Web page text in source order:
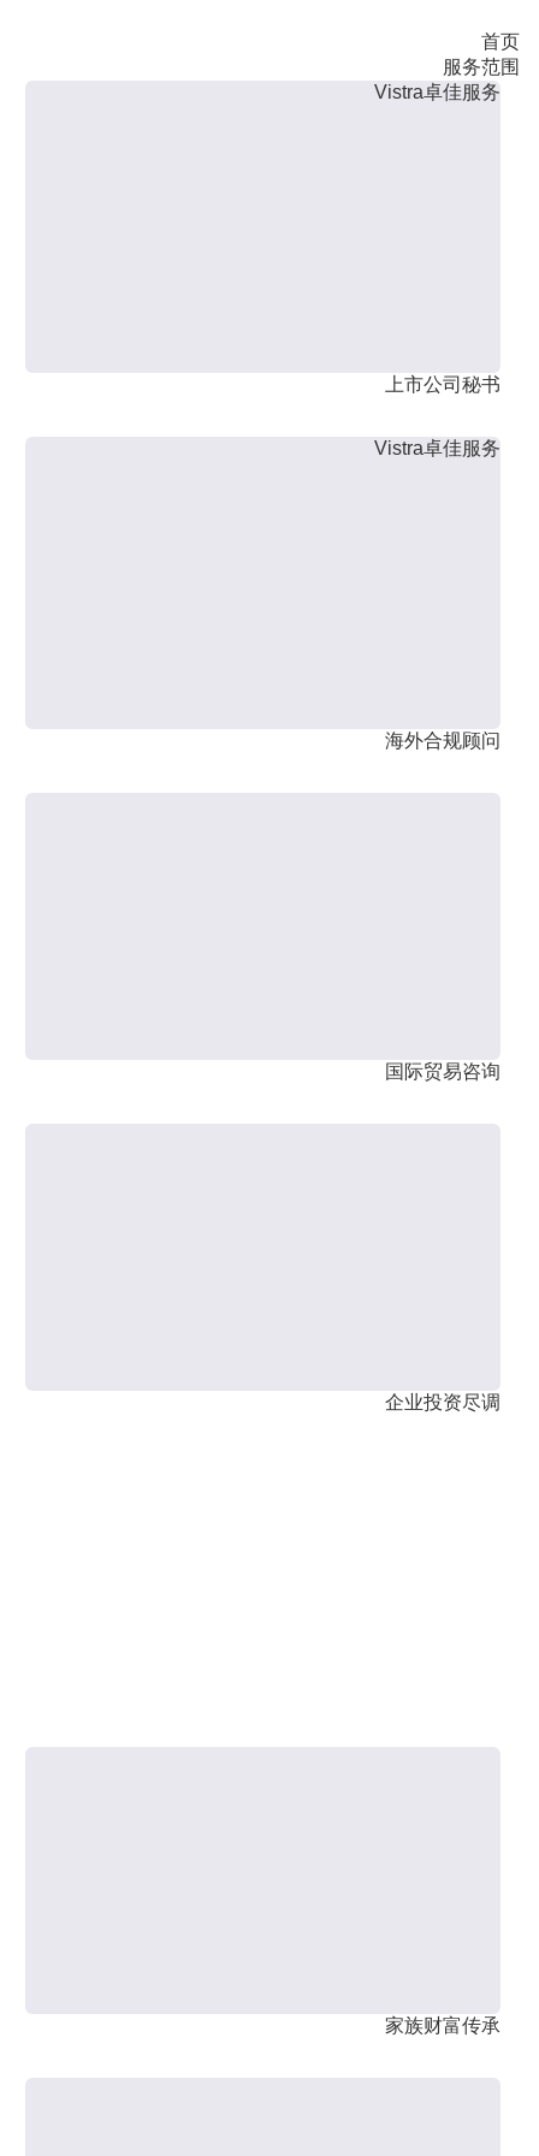
首页
服务范围
Vistra卓佳服务
上市公司秘书
Vistra卓佳服务
海外合规顾问
国际贸易咨询
企业投资尽调
家族财富传承